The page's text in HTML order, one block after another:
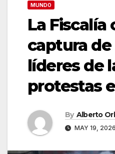
MUNDO
La Fiscalía
captura
líderes de
protestas
By Alberto
MAY 19, 2026